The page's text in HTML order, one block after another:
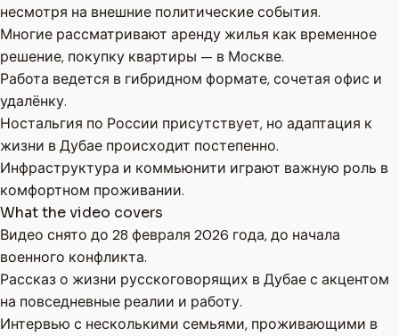
несмотря на внешние политические события.
Многие рассматривают аренду жилья как временное
решение, покупку квартиры — в Москве.
Работа ведется в гибридном формате, сочетая офис и
удалёнку.
Ностальгия по России присутствует, но адаптация к
жизни в Дубае происходит постепенно.
Инфраструктура и коммьюнити играют важную роль в
комфортном проживании.
What the video covers
Видео снято до 28 февраля 2026 года, до начала
военного конфликта.
Рассказ о жизни русскоговорящих в Дубае с акцентом
на повседневные реалии и работу.
Интервью с несколькими семьями, проживающими в